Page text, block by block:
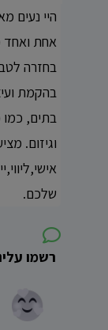
היי נעים
אחת ואחד
בחזרה
בהקמת
בתים, כמו
וגיזום.
שלכם.
רשמו